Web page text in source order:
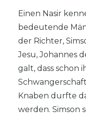
Einen Nasir
bedeutende
der Richter,
Jesu, Johannes
galt, dass schon
Knaben durfte
werden. Simson